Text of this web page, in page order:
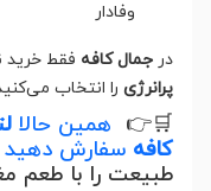
وفادار
در جمال کافه فقط خرید
پرانرژی را انتخاب
🛒👉 همین حالا
کافه سفارش دهید
طبیعت را با طعم